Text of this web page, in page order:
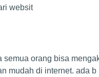
websit
orang bisa
mudah di internet. ada b